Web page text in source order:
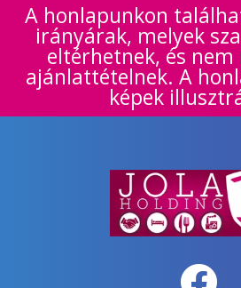
A honlapunkon
irányárak, melyek
eltérhetnek, és
ajánlattételnek. A
képek